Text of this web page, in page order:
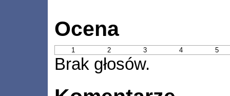
Ocena
1 2 3 4 5
Brak głosów.